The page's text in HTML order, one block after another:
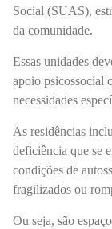
Social (SUAS),
da comunidade.
Essas unidades
apoio psicossocial
necessidades
As residências
deficiência que se
condições de
fragilizados ou
Ou seja, são